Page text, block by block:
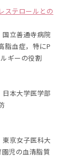
ステロールとの
立善通寺病院
脂血症，特にP
ギーの役割
本大学医学部
京女子医科大
児の血清脂質